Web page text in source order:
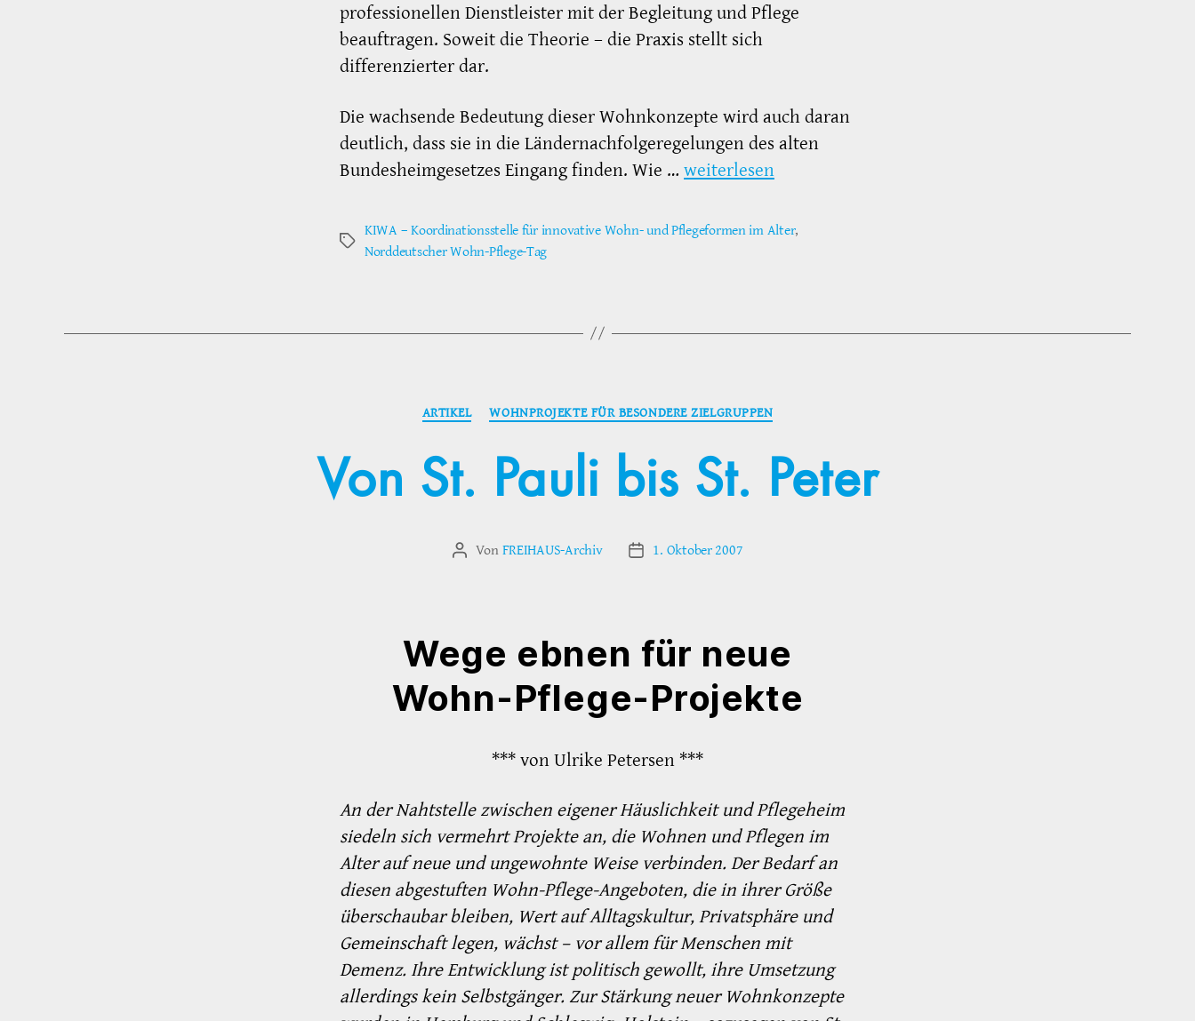
professionellen Dienstleister mit der Begleitung und Pflege
beauftragen. Soweit die Theorie – die Praxis stellt sich
differenzierter dar.
Die wachsende Bedeutung dieser Wohnkonzepte wird auch daran
deutlich, dass sie in die Ländernachfolgeregelungen des alten
Bundesheimgesetzes Eingang finden. Wie … weiterlesen
Schlagwörter
KIWA – Koordinationsstelle für innovative Wohn- und Pflegeformen im Alter,
Norddeutscher Wohn-Pflege-Tag
Kategorien
ARTIKEL WOHNPROJEKTE FÜR BESONDERE ZIELGRUPPEN
Von St. Pauli bis St. Peter
Beitragsautor
Von FREIHAUS-Archiv Veröffentlichungsdatum
1. Oktober 2007
Wege ebnen für neue
Wohn-Pflege-Projekte
*** von Ulrike Petersen ***
An der Nahtstelle zwischen eigener Häuslichkeit und Pflegeheim
siedeln sich vermehrt Projekte an, die Wohnen und Pflegen im
Alter auf neue und ungewohnte Weise verbinden. Der Bedarf an
diesen abgestuften Wohn-Pflege-Angeboten, die in ihrer Größe
überschaubar bleiben, Wert auf Alltagskultur, Privatsphäre und
Gemeinschaft legen, wächst – vor allem für Menschen mit
Demenz. Ihre Entwicklung ist politisch gewollt, ihre Umsetzung
allerdings kein Selbstgänger. Zur Stärkung neuer Wohnkonzepte